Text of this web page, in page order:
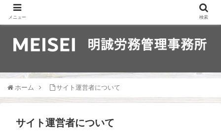
ホーム サイト運営者について
サイト運営者について
メニュー 検索